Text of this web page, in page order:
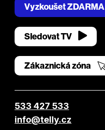
Vyzkoušet ZDARMA
Sledovat TV
Zákaznická zóna
533 427 533
info@telly.cz